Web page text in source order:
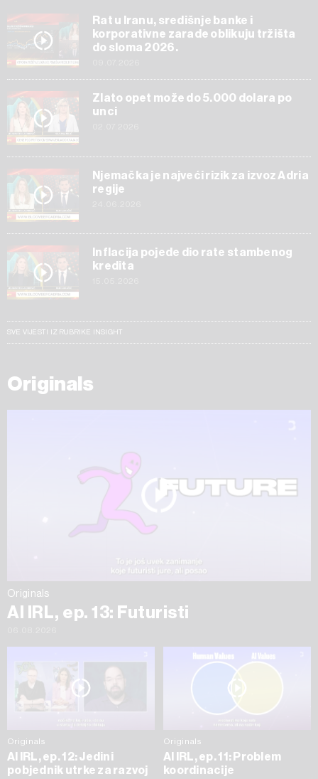
Rat u Iranu, središnje banke i
korporativne zarade oblikuju tržišta
do sloma 2026.
Zlato opet može do 5.000 dolara po
unci
Njemačka je najveći rizik za izvoz Adria
regije
Inflacija pojede dio rate stambenog
kredita
SVE VIJESTI IZ RUBRIKE INSIGHT
Originals
Originals
AI IRL, ep. 13: Futuristi
Originals
AI IRL, ep. 12: Jedini
pobjednik utrke za razvoj
Originals
AI IRL, ep. 11: Problem
koordinacije